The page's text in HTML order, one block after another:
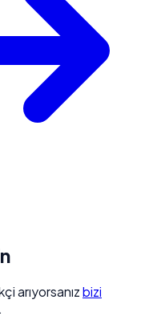
arıyorsanızbizi